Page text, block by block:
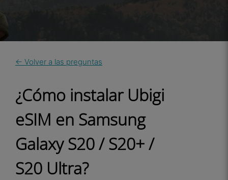
← Volver a las preguntas
¿Cómo instalar Ubigi
eSIM en Samsung
Galaxy S20 / S20+ /
S20 Ultra?